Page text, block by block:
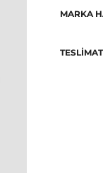
MARKA